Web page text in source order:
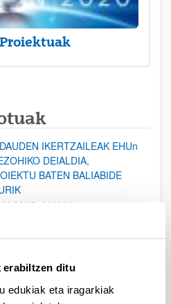
erabiltzen ditu
edukiak eta iragarkiak
IKERTZAILEAK EHUn
DEIALDIA,
BATEN BALIABIDE
08/07 - 2026/08/14
2026